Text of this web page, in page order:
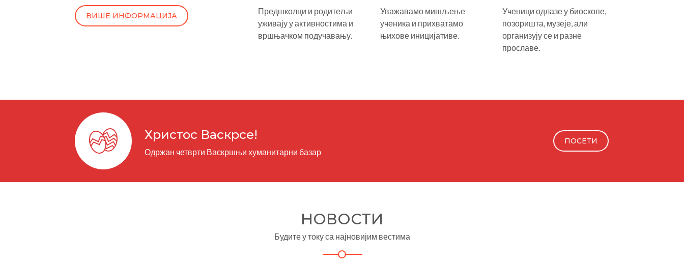
ВИШЕ ИНФОРМАЦИЈА
Предшколци и родитељи
уживају у активностима и
вршњачком подучавању.
Уважавамо мишљење
ученика и прихватамо
њихове иницијативе.
Ученици одлазе у биоскопе,
позоришта, музеје, али
организују се и разне
прославе.
Христос Васкрсе!
Одржан четврти Васкршњи хуманитарни базар
ПОСЕТИ
НОВОСТИ
Будите у току са најновијим вестима